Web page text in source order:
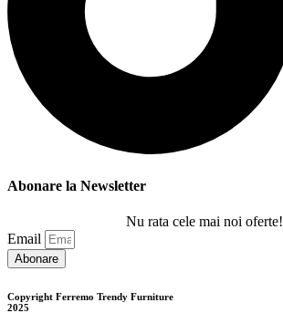
Abonare la Newsletter
Nu rata cele mai noi oferte!
Email
Abonare
Copyright Ferremo Trendy Furniture
2025